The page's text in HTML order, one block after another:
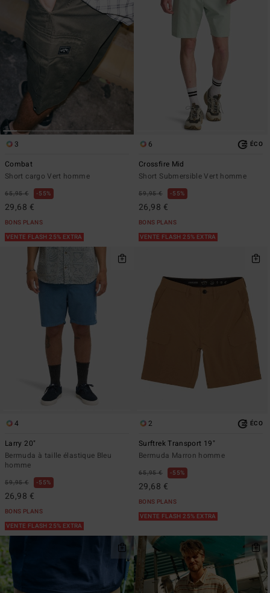
3
Combat
Short cargo Vert homme
65,95 € 55%
29,68 €
BONS PLANS
VENTE FLASH 25% EXTRA
6 ÉCO
Crossfire Mid
Short Submersible Vert homme
59,95 € 55%
26,98 €
BONS PLANS
VENTE FLASH 25% EXTRA
4
Larry 20"
Bermuda à taille élastique Bleu
homme
59,95 € 55%
26,98 €
BONS PLANS
VENTE FLASH 25% EXTRA
2 ÉCO
Surftrek Transport 19"
Bermuda Marron homme
65,95 € 55%
29,68 €
BONS PLANS
VENTE FLASH 25% EXTRA